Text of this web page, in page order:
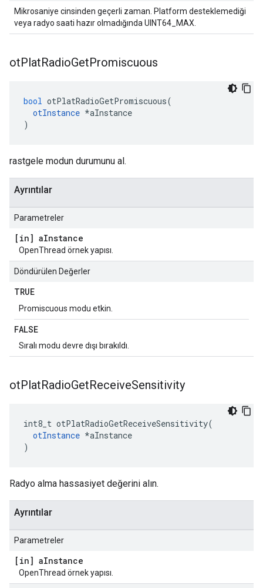
Mikrosaniye cinsinden geçerli zaman. Platform desteklemediği
veya radyo saati hazır olmadığında UINT64_MAX.
otPlatRadioGetPromiscuous
bool otPlatRadioGetPromiscuous(
otInstance *aInstance
)
rastgele modun durumunu al.
Ayrıntılar
Parametreler
[in] aInstance
OpenThread örnek yapısı.
Döndürülen Değerler
TRUE
Promiscuous modu etkin.
FALSE
Sıralı modu devre dışı bırakıldı.
otPlatRadioGetReceiveSensitivity
int8_t otPlatRadioGetReceiveSensitivity(
otInstance *aInstance
)
Radyo alma hassasiyet değerini alın.
Ayrıntılar
Parametreler
[in] aInstance
OpenThread örnek yapısı.